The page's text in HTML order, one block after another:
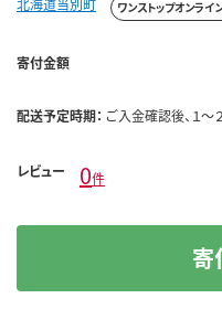
ワンストップオンライ
寄付金額
配送予定時期： ご入金確認後、１～
レビュー 0件
寄